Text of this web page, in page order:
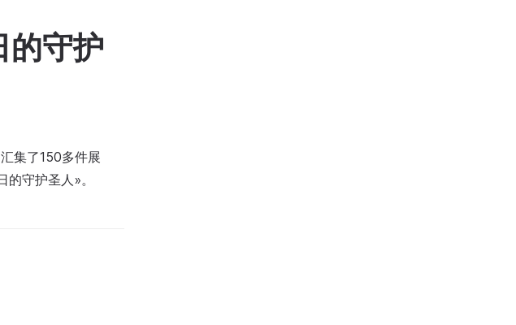
的守护
集了150多件展
守护圣人»。